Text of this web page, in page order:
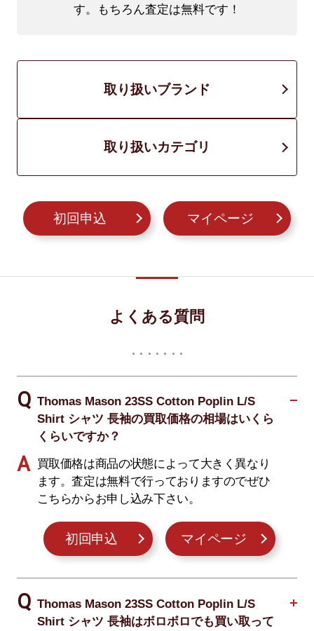
す。もちろん査定は無料です！
取り扱いブランド
取り扱いカテゴリ
初回申込 マイページ
よくある質問
Thomas Mason 23SS Cotton Poplin L/S
Shirt シャツ 長袖の買取価格の相場はいくら
くらいですか？
買取価格は商品の状態によって大きく異なり
ます。査定は無料で行っておりますのでぜひ
こちらからお申し込み下さい。
初回申込 マイページ
Thomas Mason 23SS Cotton Poplin L/S
Shirt シャツ 長袖はボロボロでも買い取って